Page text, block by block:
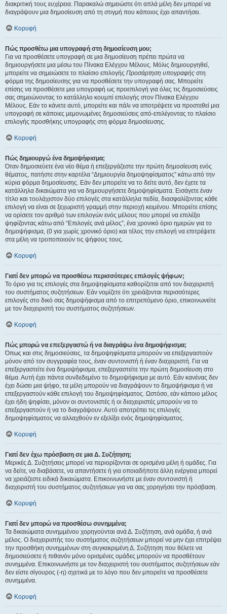
διακριτική τους ευχέρεια. Παρακαλώ σημειώστε ότι απλά μέλη δεν μπορεί να
διαγράψουν μια δημοσίευση από τη στιγμή που κάποιος έχει απαντήσει.
Κορυφή
Πώς προσθέτω μια υπογραφή στη δημοσίευση μου;
Για να προσθέσετε υπογραφή σε μια δημοσίευση πρέπει πρώτα να
δημιουργήσετε μια μέσω του Πίνακα Ελέγχου Μέλους. Μόλις δημιουργηθεί,
μπορείτε να σημειώσετε το πλαίσιο επιλογής Προσάρτηση υπογραφής στη
φόρμα της δημοσίευσης για να προσθέσετε την υπογραφή σας. Μπορείτε
επίσης να προσθέσετε μια υπογραφή ως προεπιλογή για όλες τις δημοσιεύσεις
σας σημειώνοντας το κατάλληλο κουμπί επιλογής στον Πίνακα Ελέγχου
Μέλους. Εάν το κάνετε αυτό, μπορείτε και πάλι να αποτρέψετε να προστεθεί μια
υπογραφή σε κάποιες μεμονωμένες δημοσιεύσεις από-επιλέγοντας το πλαίσιο
επιλογής προσθήκης υπογραφής στη φόρμα δημοσίευσης.
Κορυφή
Πώς δημιουργώ ένα δημοψήφισμα;
Όταν δημοσιεύετε ένα νέο θέμα ή επεξεργάζεστε την πρώτη δημοσίευση ενός
θέματος, πατήστε στην καρτέλα “Δημιουργία δημοψηφίσματος” κάτω από την
κύρια φόρμα δημοσίευσης. Εάν δεν μπορείτε να το δείτε αυτό, δεν έχετε τα
κατάλληλα δικαιώματα για να δημιουργήσετε δημοψηφίσματα. Εισάγετε έναν
τίτλο και τουλάχιστον δύο επιλογές στα κατάλληλα πεδία, διασφαλίζοντας κάθε
επιλογή να είναι σε ξεχωριστή γραμμή στην περιοχή κειμένου. Μπορείτε επίσης
να ορίσετε τον αριθμό των επιλογών ενός μέλους που μπορεί να επιλέξει
ψηφίζοντας κάτω από “Επιλογές ανά μέλος”, ένα χρονικό όριο ημερών για το
δημοψήφισμα, (0 για χωρίς χρονικό όριο) και τέλος την επιλογή να επιτρέψετε
στα μέλη να τροποποιούν τις ψήφους τους.
Κορυφή
Γιατί δεν μπορώ να προσθέσω περισσότερες επιλογές ψήφων;
Το όριο για τις επιλογές στα δημοψηφίσματα καθορίζεται από τον διαχειριστή
του συστήματος συζητήσεων. Εάν νομίζετε ότι χρειάζονται περισσότερες
επιλογές στο δικό σας δημοψήφισμα από το επιτρεπόμενο όριο, επικοινωνείτε
με τον διαχειριστή του συστήματος συζητήσεων.
Κορυφή
Πώς μπορώ να επεξεργαστώ ή να διαγράψω ένα δημοψήφισμα;
Όπως και στις δημοσιεύσεις, τα δημοψηφίσματα μπορούν να επεξεργαστούν
μόνον από τον συγγραφέα τους, έναν συντονιστή ή έναν διαχειριστή. Για να
επεξεργαστείτε ένα δημοψήφισμα, επεξεργαστείτε την πρώτη δημοσίευση στο
θέμα. Αυτή έχει πάντα συνδεδεμένο το δημοψήφισμα με αυτό. Εάν κανένας δεν
έχει δώσει μια ψήφο, τα μέλη μπορούν να διαγράψουν το δημοψήφισμα ή να
επεξεργαστούν κάθε επιλογή του δημοψηφίσματος. Ωστόσο, εάν κάποιο μέλος
έχει ήδη ψηφίσει, μόνον οι συντονιστές ή οι διαχειριστές μπορούν να το
επεξεργαστούν ή να το διαγράψουν. Αυτό αποτρέπει τις επιλογές
δημοψηφίσματος να αλλαχθούν εν εξελίξει ενός δημοψηφίσματος.
Κορυφή
Γιατί δεν έχω πρόσβαση σε μια Δ. Συζήτηση;
Μερικές Δ. Συζητήσεις μπορεί να περιορίζονται σε ορισμένα μέλη ή ομάδες. Για
να δείτε, να διαβάσετε, να απαντήσετε ή για οποιαδήποτε άλλη ενέργεια μπορεί
να χρειάζεστε ειδικά δικαιώματα. Επικοινωνήστε με έναν συντονιστή ή
διαχειριστή του συστήματος συζητήσεων για να σας χορηγήσει την πρόσβαση.
Κορυφή
Γιατί δεν μπορώ να προσθέσω συνημμένα;
Τα δικαιώματα συνημμένου χορηγούνται ανά Δ. Συζήτηση, ανά ομάδα, ή ανά
μέλος. Ο διαχειριστής του συστήματος συζητήσεων μπορεί να μην έχει επιτρέψει
την προσθήκη συνημμένων στη συγκεκριμένη Δ. Συζήτηση που θέλετε να
δημοσιεύσετε ή πιθανόν μόνο ορισμένες ομάδες μπορούν να προσθέτουν
συνημμένα. Επικοινωνήστε με τον διαχειριστή του συστήματος συζητήσεων εάν
δεν είστε σίγουρος (-η) σχετικά με το λόγο που δεν μπορείτε να προσθέσετε
συνημμένα.
Κορυφή